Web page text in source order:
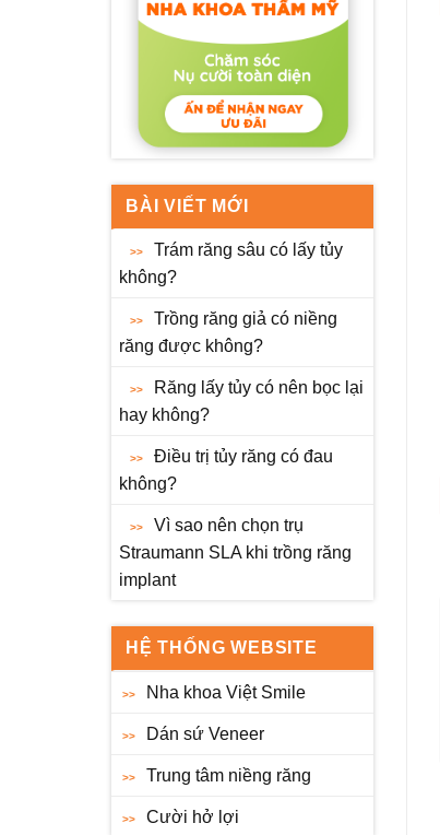
BÀI VIẾT MỚI
Trám răng sâu có lấy tủy
không?
Trồng răng giả có niềng
răng được không?
Răng lấy tủy có nên bọc lại
hay không?
Điều trị tủy răng có đau
không?
Vì sao nên chọn trụ
Straumann SLA khi trồng răng
implant
HỆ THỐNG WEBSITE
Nha khoa Việt Smile
Dán sứ Veneer
Trung tâm niềng răng
Cười hở lợi